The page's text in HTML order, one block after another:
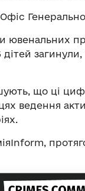
Офіс
ювенальних
дітей
що ці
ведення